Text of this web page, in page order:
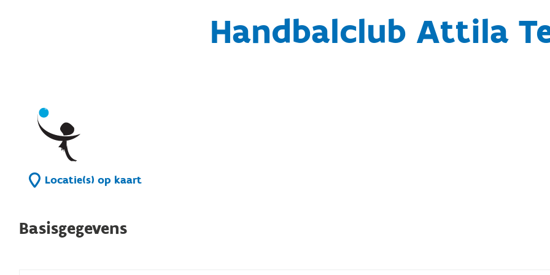
Handbalclub Attila
Locatie(s) op kaart
Basisgegevens